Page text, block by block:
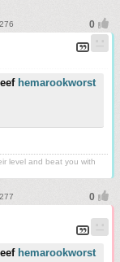
hemarookworst
level and beat you with
hemarookworst